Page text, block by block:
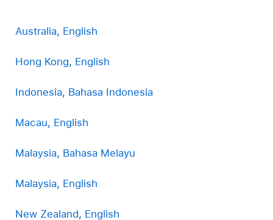
Australia, English
Hong Kong, English
Indonesia, Bahasa Indonesia
Macau, English
Malaysia, Bahasa Melayu
Malaysia, English
New Zealand, English